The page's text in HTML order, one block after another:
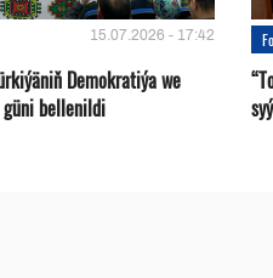
15.07.2026 - 17:42
Demokratiýa we
bellenildi